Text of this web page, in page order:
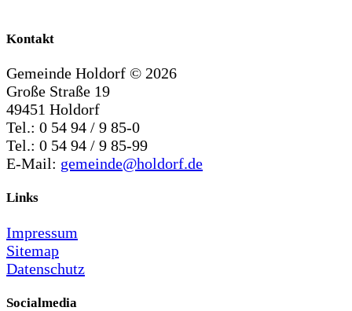
Kontakt
Gemeinde Holdorf © 2026
Große Straße 19
49451 Holdorf
Tel.: 0 54 94 / 9 85-0
Tel.: 0 54 94 / 9 85-99
E-Mail: gemeinde@holdorf.de
Links
Impressum
Sitemap
Datenschutz
Socialmedia